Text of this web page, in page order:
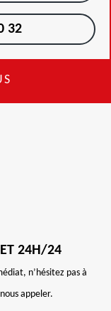
32
24H/24
n’hésitez pas à
appeler.